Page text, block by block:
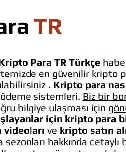
TR
Para TR Türkçe
en güvenilir kripto
. Kripto para
sistemleri. Biz bir
bilgiye ulaşması için
için kripto para
ve kripto satın
sezonları hakkında